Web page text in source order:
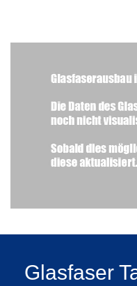
Glasfaser